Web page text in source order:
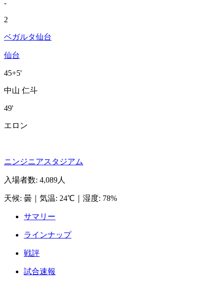
-
2
ベガルタ仙台
仙台
45+5'
中山 仁斗
49'
エロン
ニンジニアスタジアム
入場者数: 4,089人
天候: 曇 気温: 24℃ 湿度: 78%
サマリー
ラインナップ
戦評
試合速報